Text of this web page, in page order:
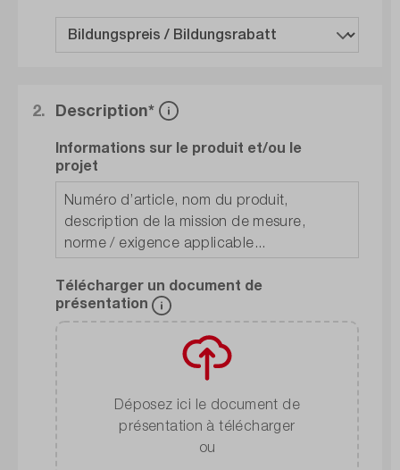
Description*
2.
Informations sur le produit et/ou le
projet
Télécharger un document de
présentation
Déposez ici le document de
présentation à télécharger
ou